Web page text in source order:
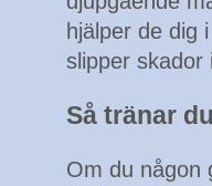
hjälper de dig
slipper skador
Så tränar
Om du någon